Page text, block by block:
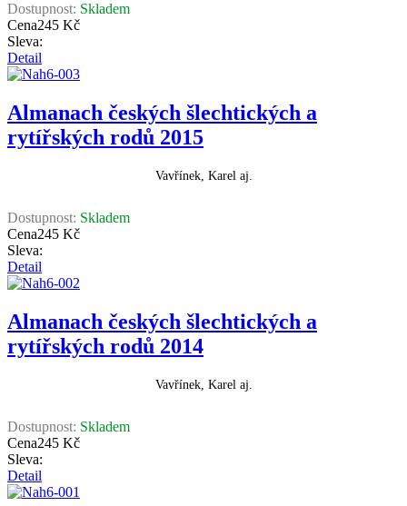
Dostupnost: Skladem
Cena245 Kč
Sleva:
Detail
Almanach českých šlechtických a
rytířských rodů 2015
Vavřínek, Karel aj.
Dostupnost: Skladem
Cena245 Kč
Sleva:
Detail
Almanach českých šlechtických a
rytířských rodů 2014
Vavřínek, Karel aj.
Dostupnost: Skladem
Cena245 Kč
Sleva:
Detail